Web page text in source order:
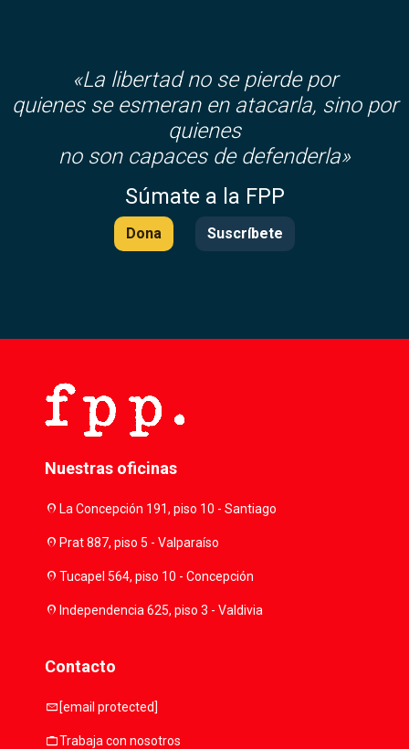
«La libertad no se pierde por
quienes se esmeran en atacarla, sino por
quienes
no son capaces de defenderla»
Súmate a la FPP
Dona Suscríbete
Nuestras oficinas
location_onLa Concepción 191, piso 10 - Santiago
location_onPrat 887, piso 5 - Valparaíso
location_onTucapel 564, piso 10 - Concepción
location_onIndependencia 625, piso 3 - Valdivia
Contacto
mail [email protected]
workTrabaja con nosotros